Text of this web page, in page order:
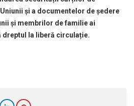
și a documentelor de ședere
și membrilor de familie ai
la liberă circulație.